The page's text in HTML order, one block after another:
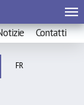
Notizie Contatti
FR